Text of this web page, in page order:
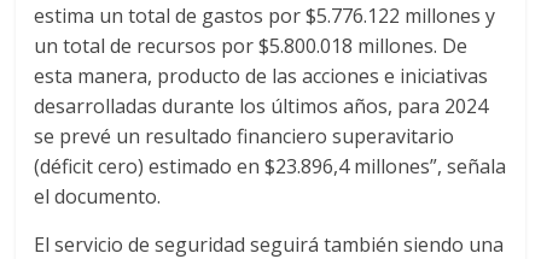
estima un total de gastos por $5.776.122 millones y
un total de recursos por $5.800.018 millones. De
esta manera, producto de las acciones e iniciativas
desarrolladas durante los últimos años, para 2024
se prevé un resultado financiero superavitario
(déficit cero) estimado en $23.896,4 millones”, señala
el documento.
El servicio de seguridad seguirá también siendo una